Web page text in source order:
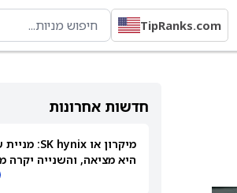
TipRanks.com
חדשות אחרונות
היא מציאה, והשנייה יקרה